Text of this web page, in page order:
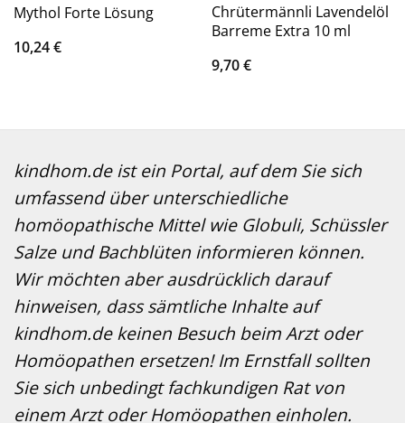
Mythol Forte Lösung
10,24€
Chrütermännli Lavendelöl
Barreme Extra 10 ml
9,70€
kindhom.de ist ein Portal, auf dem Sie sich
umfassend über unterschiedliche
homöopathische Mittel wie Globuli, Schüssler
Salze und Bachblüten informieren können.
Wir möchten aber ausdrücklich darauf
hinweisen, dass sämtliche Inhalte auf
kindhom.de keinen Besuch beim Arzt oder
Homöopathen ersetzen! Im Ernstfall sollten
Sie sich unbedingt fachkundigen Rat von
einem Arzt oder Homöopathen einholen.